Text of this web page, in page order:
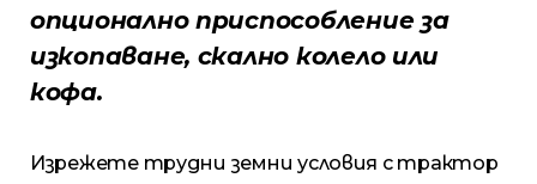
опционално приспособление за
изкопаване, скално колело или
кофа.
Изрежете трудни земни условия с трактор